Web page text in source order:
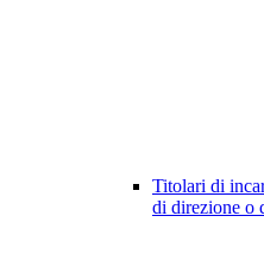
Titolari di
di direzione o